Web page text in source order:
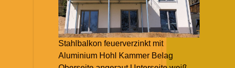
Stahlbalkon feuerverzinkt mit
Aluminium Hohl Kammer Belag